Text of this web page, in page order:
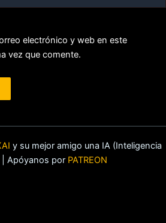
electrónico y web en este
vez que comente.
y su mejor amigo una IA (Inteligencia
Apóyanos por PATREON